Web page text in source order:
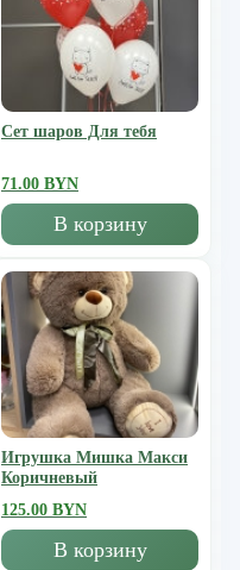
Сет шаров Для тебя
71.00 BYN
В корзину
Игрушка Мишка Mакси
Коричневый
125.00 BYN
В корзину